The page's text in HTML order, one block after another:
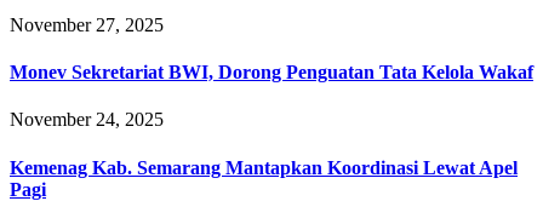
November 27, 2025
Monev Sekretariat BWI, Dorong Penguatan Tata Kelola Wakaf
November 24, 2025
Kemenag Kab. Semarang Mantapkan Koordinasi Lewat Apel
Pagi